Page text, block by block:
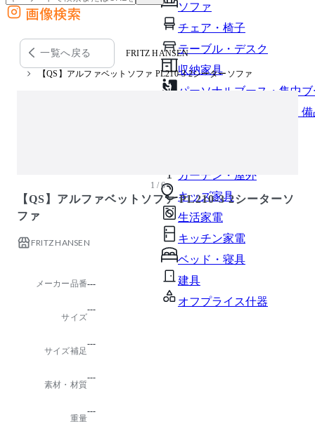
ソファ
チェア・椅子
テーブル・デスク
収納家具
パーソナルブース・集中
オフィスアクセサリー・
ガーデン・屋外
キッズ家具
生活家電
キッチン家電
ベッド・寝具
建具
オフプライス什器
外部サイトの商品をカートに追加
他のサイトで見つけた商品ページのURLを貼り付けて、カートに追加できます
画像検索
一覧へ戻る FRITZ HANSEN
【QS】アルファベットソファ PL210-3 2シーターソファ
1 / 6
【QS】アルファベットソファ PL210-3 2シーターソ
ファ
FRITZ HANSEN
メーカー品番---
サイズ
---
サイズ補足
---
素材・材質
---
重量
---